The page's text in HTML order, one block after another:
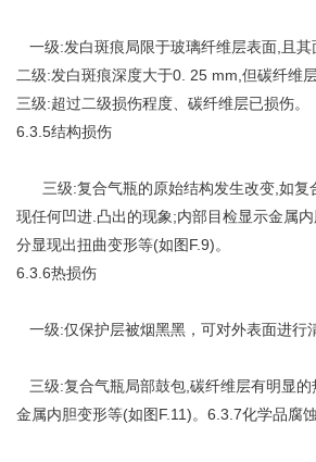
一级:发白斑痕局限于玻璃纤维层表面,且其
二级:发白斑痕深度大于0. 25 mm,但碳纤维层
三级:超过二级损伤程度、碳纤维层已损伤。
6.3.5结构损伤
三级:复合气瓶的原始结构发生改变,如复
现任何凹进.凸出的现象;内部目检显示金属
分显现出扭曲变形等(如图F.9)。
6.3.6热损伤
一级:仅保护层被烟黑黑，可对外表面进行
三级:复合气瓶局部鼓包,碳纤维层有明显的
金属内胆变形等(如图F.11)。6.3.7化学品腐